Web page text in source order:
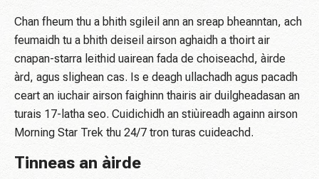
Chan fheum thu a bhith sgileil ann an sreap bheanntan, ach
feumaidh tu a bhith deiseil airson aghaidh a thoirt air
cnapan-starra leithid uairean fada de choiseachd, àirde
àrd, agus slighean cas. Is e deagh ullachadh agus pacadh
ceart an iuchair airson faighinn thairis air duilgheadasan an
turais 17-latha seo. Cuidichidh an stiùireadh againn airson
Morning Star Trek thu 24/7 tron ​​turas cuideachd.
Tinneas an àirde